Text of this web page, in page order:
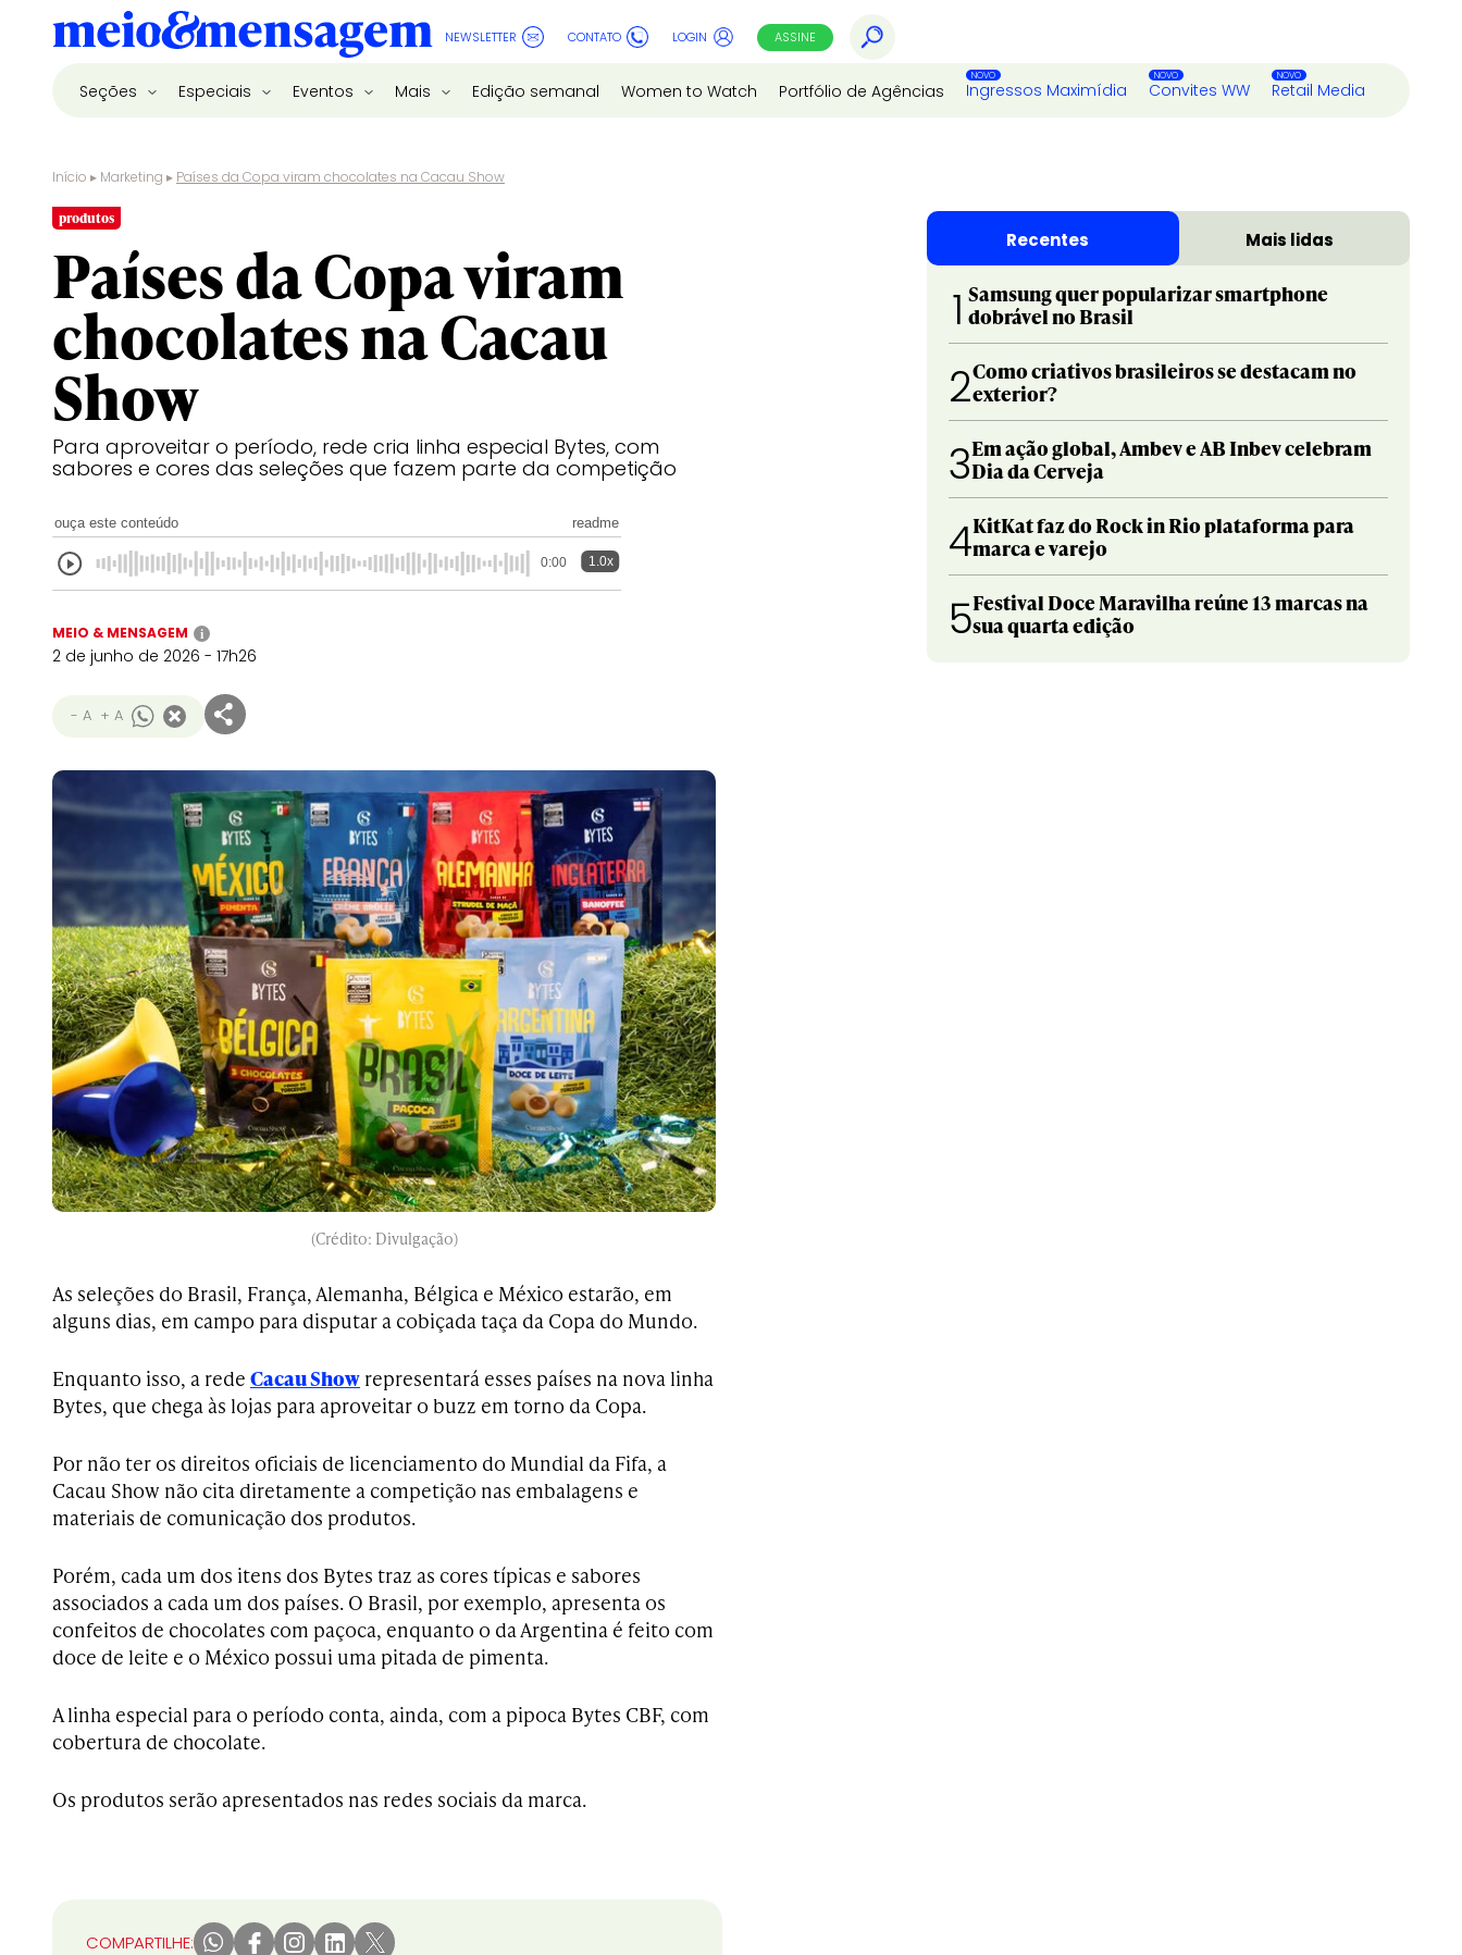
NEWSLETTER CONTATO LOGIN ASSINE
Seções Especiais Eventos Mais Edição semanal Women to Watch Portfólio de Agências Ingressos Maximídia Convites WW Retail Media
Início ▸ Marketing ▸ Países da Copa viram chocolates na Cacau Show
produtos
Países da Copa viram
chocolates na Cacau
Show
Para aproveitar o período, rede cria linha especial Bytes, com
sabores e cores das seleções que fazem parte da competição
ouça este conteúdo readme
0:00 1.0x
MEIO & MENSAGEM i
2 de junho de 2026 - 17h26
- A + A
(Crédito: Divulgação)
As seleções do Brasil, França, Alemanha, Bélgica e México estarão, em
alguns dias, em campo para disputar a cobiçada taça da Copa do Mundo.
Enquanto isso, a rede Cacau Show representará esses países na nova linha
Bytes, que chega às lojas para aproveitar o buzz em torno da Copa.
Por não ter os direitos oficiais de licenciamento do Mundial da Fifa, a
Cacau Show não cita diretamente a competição nas embalagens e
materiais de comunicação dos produtos.
Porém, cada um dos itens dos Bytes traz as cores típicas e sabores
associados a cada um dos países. O Brasil, por exemplo, apresenta os
confeitos de chocolates com paçoca, enquanto o da Argentina é feito com
doce de leite e o México possui uma pitada de pimenta.
A linha especial para o período conta, ainda, com a pipoca Bytes CBF, com
cobertura de chocolate.
Os produtos serão apresentados nas redes sociais da marca.
COMPARTILHE:
Recentes Mais lidas
1 Samsung quer popularizar smartphone
dobrável no Brasil
2Como criativos brasileiros se destacam no
exterior?
3Em ação global, Ambev e AB Inbev celebram
Dia da Cerveja
4KitKat faz do Rock in Rio plataforma para
marca e varejo
5Festival Doce Maravilha reúne 13 marcas na
sua quarta edição